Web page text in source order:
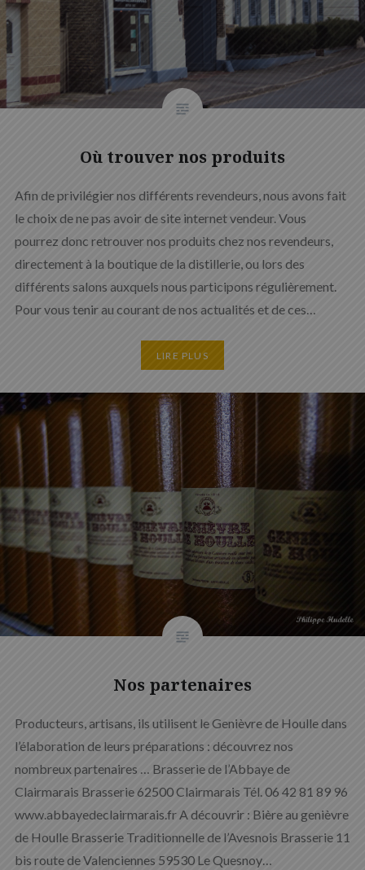
Où trouver nos produits
Afin de privilégier nos différents revendeurs, nous avons fait
le choix de ne pas avoir de site internet vendeur. Vous
pourrez donc retrouver nos produits chez nos revendeurs,
directement à la boutique de la distillerie, ou lors des
différents salons auxquels nous participons régulièrement.
Pour vous tenir au courant de nos actualités et de ces…
LIRE PLUS
Nos partenaires
Producteurs, artisans, ils utilisent le Genièvre de Houlle dans
l’élaboration de leurs préparations : découvrez nos
nombreux partenaires … Brasserie de l’Abbaye de
Clairmarais Brasserie 62500 Clairmarais Tél. 06 42 81 89 96
www.abbayedeclairmarais.fr A découvrir : Bière au genièvre
de Houlle Brasserie Traditionnelle de l’Avesnois Brasserie 11
bis route de Valenciennes 59530 Le Quesnoy…